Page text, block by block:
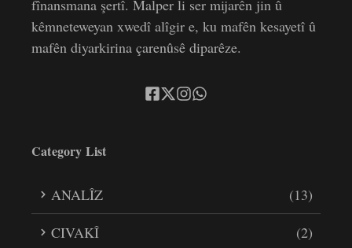
fînansmana şertî. Malper li ser mijarên jin û
kêmneteweyan xwedî alîgir e, ku mafên kesayetî û
mafên diyarkirina çarenûsê diparêze.
Category List
ANALÎZ
(13)
CIVAKÎ
(2)